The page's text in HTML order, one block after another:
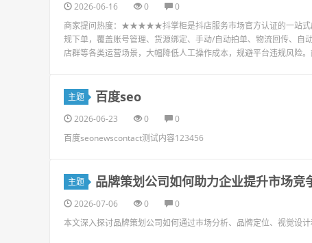
2026-06-16 0
0
商家提问热度：★★★★★抖掌柜是抖店服务市场官方认证的一站式
规下单，覆盖账号管理、货源绑定、手动/自动拍单、物流回传、
店群等各类运营场景，大幅降低人工操作成本，规避平台违规风险
主题 百度seo
2026-06-23 0
0
百度seonewscontact测试内容123456
主题 品牌策划公司如何助力企业提升市场竞
2026-07-06 0
0
本文深入探讨品牌策划公司如何通过市场分析、品牌定位、视觉设